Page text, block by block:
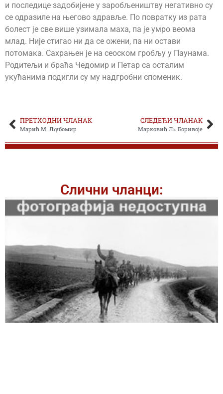
и последице задобијене у заробљеништву негативно су
се одразиле на његово здравље. По повратку из рата
болест је све више узимала маха, па је умро веома
млад. Није стигао ни да се ожени, па ни остави
потомака. Сахрањен је на сеоском гробљу у Паунама.
Родитељи и браћа Чедомир и Петар са осталим
укућанима подигли су му надгробни споменик.
ПРЕТХОДНИ ЧЛАНАК
Марић М. Љубомир
СЛЕДЕЋИ ЧЛАНАК
Марковић Љ. Боривоје
Слични чланци: